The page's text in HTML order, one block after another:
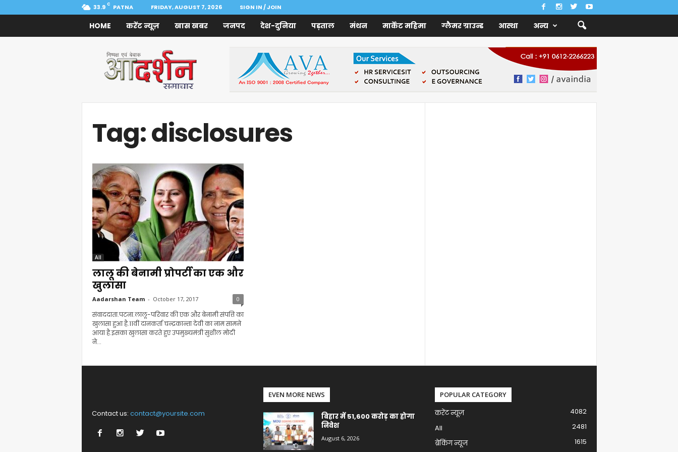
33.9 C PATNA FRIDAY, AUGUST 7, 2026 SIGN IN / JOIN
HOME करेंट न्यूज़ खास खबर जनपद देश-दुनिया पड़ताल मंथन मार्केट महिमा ग्लैमर ग्राउन्ड आस्था अन्य
Samachar
Tag: disclosures
All
लालू की बेनामी प्रोपर्टी का एक और
खुलासा
Aadarshan Team - October 17, 2017 0
संवाददाता.पटना.लालू-परिवार की एक और बेनामी संपत्ति का
खुलासा हुआ है.11वीं दानकर्ता चन्द्रकान्ता देवी का नाम सामने
आया है.इसका खुलासा करते हुए उपमुख्यमंत्री सुशील मोदी
ने...
Contact us: contact@yoursite.com
EVEN MORE NEWS
बिहार में 51,600 करोड़ का होगा
निवेश
August 6, 2026
POPULAR CATEGORY
करेंट न्यूज़
4082
All
2481
ब्रेकिंग न्यूज
1615